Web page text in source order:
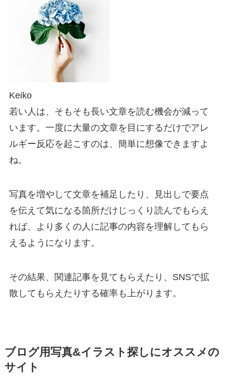
Keiko
若い人は、そもそも長い文章を読む機会が減って
います。一度に大量の文章を目にするだけでアレ
ルギー反応を起こすのは、簡単に想像できますよ
ね。
写真を増やして文章を補足したり、見出しで要点
を伝えて気になる箇所だけじっくり読んでもらえ
れば、より多くの人に記事の内容を理解してもら
えるようになります。
その結果、関連記事を見てもらえたり、SNSで拡
散してもらえたりする確率も上がります。
ブログ用写真&イラスト探しにオススメの
サイト